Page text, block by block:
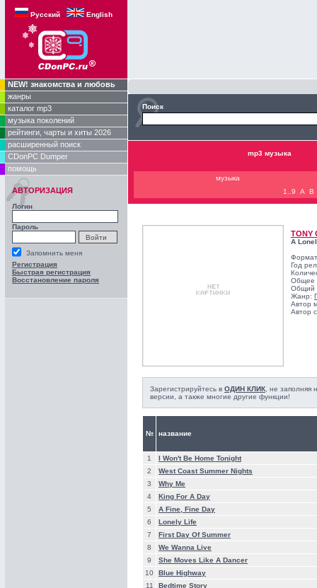
Русский English
NEW! знакомства и любовь
жанры
каталог mp3
музыка поколений
рейтинги, чарты и хиты 2026
расширенный поиск
CDonPC Dumper
помощь
АВТОРИЗАЦИЯ
Логин
Пароль
Запомнить меня
Регистрация
Быстрая регистрация
Восстановление пароля
Поиск
mp3 музыка
музыка
1..9
A B
TONY
A
Год
Общее
Общий
Жанр:
Автор
Автор
Зарегистрируйтесь в ОДИН КЛИК , не
версии, а также многие другие функции!
№ название
1
I Won't Be Home Tonight
2
West Coast Summer Nights
3
Why Me
4
King For A Day
5
A Fine, Fine Day
6
Lonely Life
7
First Day Of Summer
8
We Wanna Live
9
She Moves Like A Dancer
10
Blue Highway
11
Bedtime Story